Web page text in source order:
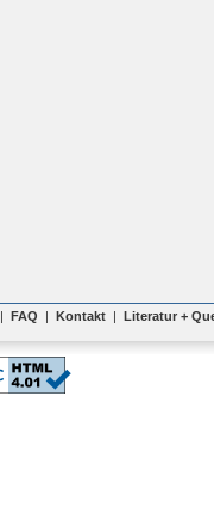
| FAQ | Kontakt | Literatur +